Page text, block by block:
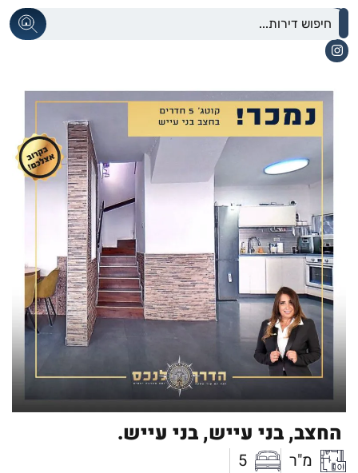
החצב, בני עייש, בני עייש.
מ"ר 5